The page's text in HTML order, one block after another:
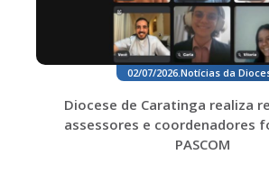
02/07/2026.Notícias da
Diocese de Caratinga realiza
assessores e coordenadores
PASCOM